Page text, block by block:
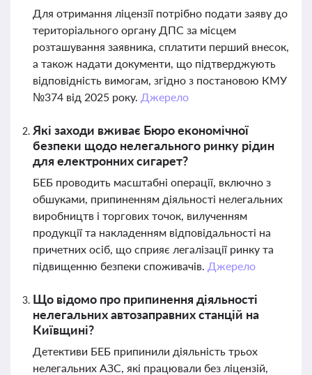
Для отримання ліцензії потрібно подати заяву до
територіального органу ДПС за місцем
розташування заявника, сплатити перший внесок,
а також надати документи, що підтверджують
відповідність вимогам, згідно з постановою КМУ
№374 від 2025 року. Джерело
Які заходи вживає Бюро економічної
безпеки щодо нелегального ринку рідин
для електронних сигарет?
БЕБ проводить масштабні операції, включно з
обшуками, припиненням діяльності нелегальних
виробництв і торгових точок, вилученням
продукції та накладенням відповідальності на
причетних осіб, що сприяє легалізації ринку та
підвищенню безпеки споживачів. Джерело
Що відомо про припинення діяльності
нелегальних автозаправних станцій на
Київщині?
Детективи БЕБ припинили діяльність трьох
нелегальних АЗС, які працювали без ліцензій,